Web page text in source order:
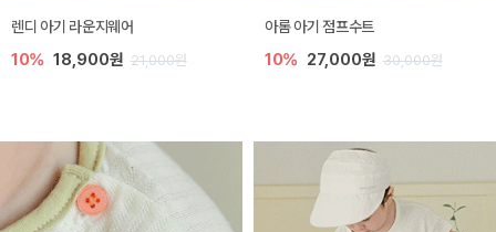
렌디 아기 라운지웨어
10% 18,900원 21,000원
아롬 아기 점프수트
10% 27,000원 30,000원